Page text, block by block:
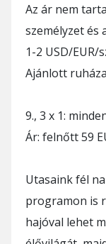
Az ár nem
személyzet és
1-2 USD/EUR/
Ajánlott
9., 3 x 1:
Ár: felnőtt 59
Utasaink fél
programon is
hajóval lehet